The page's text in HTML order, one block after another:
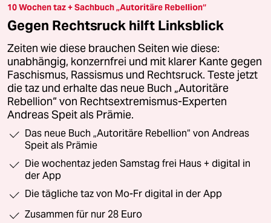
10 Wochen taz + Sachbuch „Autoritäre Rebellion“
Gegen Rechtsruck hilft Linksblick
Zeiten wie diese brauchen Seiten wie diese:
unabhängig, konzernfrei und mit klarer Kante gegen
Faschismus, Rassismus und Rechtsruck. Teste jetzt
die taz und erhalte das neue Buch „Autoritäre
Rebellion“ von Rechtsextremismus-Experten
Andreas Speit als Prämie.
Das neue Buch „Autoritäre Rebellion“ von Andreas
Speit als Prämie
Die wochentaz jeden Samstag frei Haus + digital in
der App
Die tägliche taz von Mo-Fr digital in der App
Zusammen für nur 28 Euro